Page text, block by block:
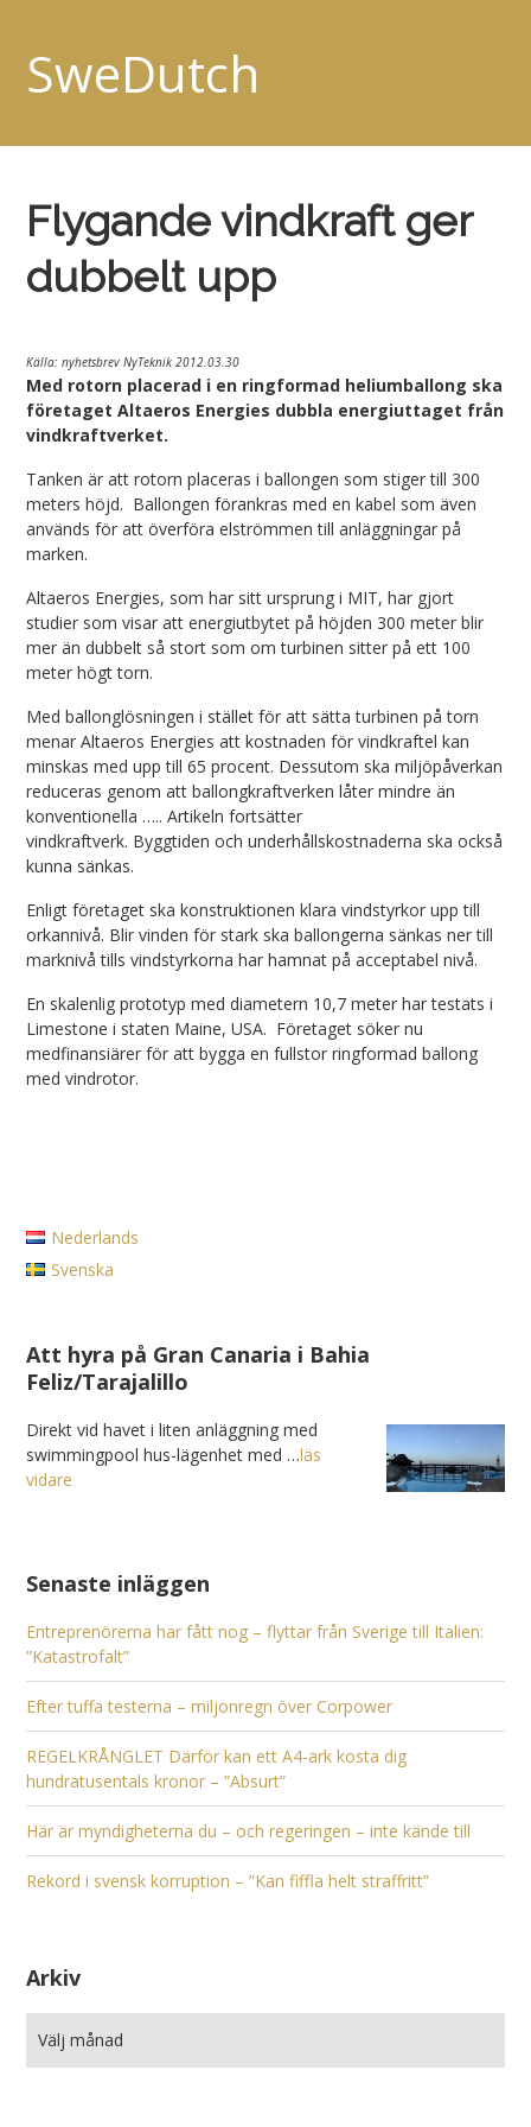
SweDutch
Flygande vindkraft ger
dubbelt upp
Källa: nyhetsbrev NyTeknik 2012.03.30
Med rotorn placerad i en ringformad heliumballong ska
företaget Altaeros Energies dubbla energiuttaget från
vindkraftverket.
Tanken är att rotorn placeras i ballongen som stiger till 300
meters höjd. Ballongen förankras med en kabel som även
används för att överföra elströmmen till anläggningar på
marken.
Altaeros Energies, som har sitt ursprung i MIT, har gjort
studier som visar att energiutbytet på höjden 300 meter blir
mer än dubbelt så stort som om turbinen sitter på ett 100
meter högt torn.
Med ballonglösningen i stället för att sätta turbinen på torn
menar Altaeros Energies att kostnaden för vindkraftel kan
minskas med upp till 65 procent. Dessutom ska miljöpåverkan
reduceras genom att ballongkraftverken låter mindre än
konventionella ….. Artikeln fortsätter
vindkraftverk. Byggtiden och underhållskostnaderna ska också
kunna sänkas.
Enligt företaget ska konstruktionen klara vindstyrkor upp till
orkannivå. Blir vinden för stark ska ballongerna sänkas ner till
marknivå tills vindstyrkorna har hamnat på acceptabel nivå.
En skalenlig prototyp med diametern 10,7 meter har testats i
Limestone i staten Maine, USA. Företaget söker nu
medfinansiärer för att bygga en fullstor ringformad ballong
med vindrotor.
Nederlands
Svenska
Att hyra på Gran Canaria i Bahia
Feliz/Tarajalillo
Direkt vid havet i liten anläggning med
swimmingpool hus-lägenhet med …läs
vidare
Senaste inläggen
Entreprenörerna har fått nog – flyttar från Sverige till Italien:
”Katastrofalt”
Efter tuffa testerna – miljonregn över Corpower
REGELKRÅNGLET Därför kan ett A4-ark kosta dig
hundratusentals kronor – ”Absurt”
Här är myndigheterna du – och regeringen – inte kände till
Rekord i svensk korruption – ”Kan fiffla helt straffritt”
Arkiv